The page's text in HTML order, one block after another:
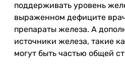
поддерживать уровень
выраженном дефиците
препараты железа. А
источники железа, такие
могут быть частью общей